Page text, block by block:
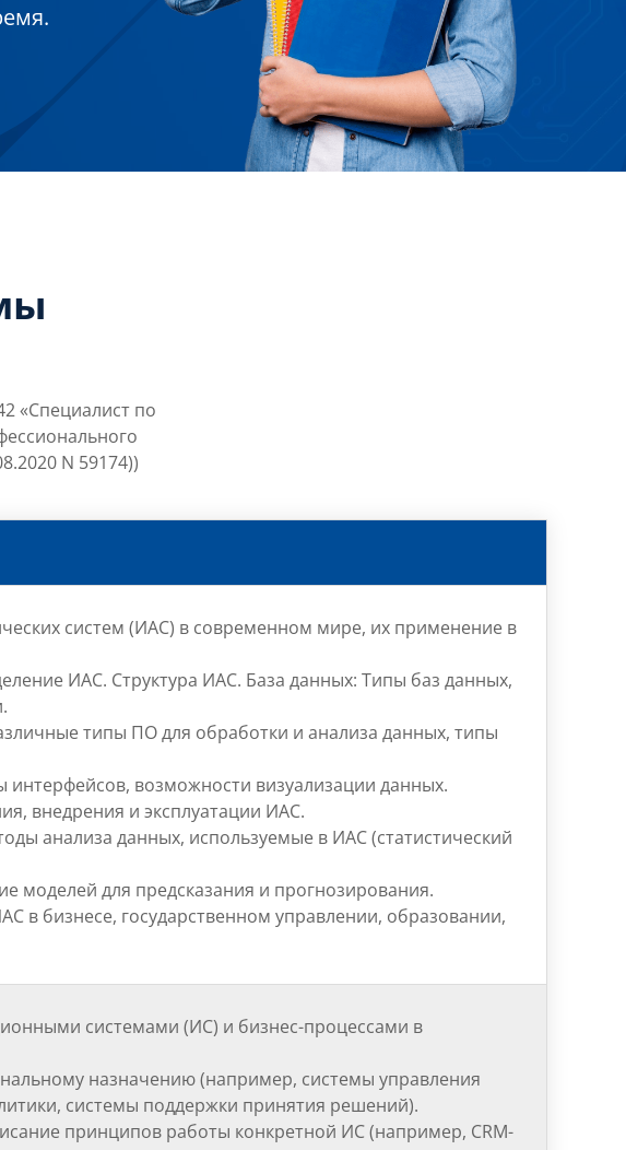
«Специалист по
N 59174))
систем (ИАС) в современном мире, их применение в
ИАС. Структура ИАС. База данных: Типы баз данных,
типы ПО для обработки и анализа данных, типы
интерфейсов, возможности визуализации данных.
внедрения и эксплуатации ИАС.
анализа данных, используемые в ИАС (статистический
моделей для предсказания и прогнозирования.
в бизнесе, государственном управлении, образовании,
системами (ИС) и бизнес-процессами в
назначению (например, системы управления
системы поддержки принятия решений).
принципов работы конкретной ИС (например, CRM-